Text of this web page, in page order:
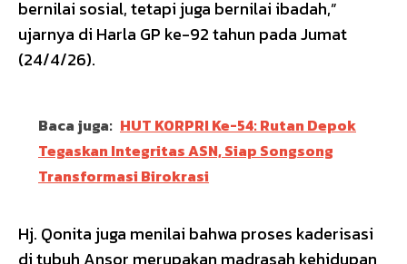
bernilai sosial, tetapi juga bernilai ibadah,”
ujarnya di Harla GP ke-92 tahun pada Jumat
(24/4/26).
Baca juga: HUT KORPRI Ke-54: Rutan Depok
Tegaskan Integritas ASN, Siap Songsong
Transformasi Birokrasi
Hj. Qonita juga menilai bahwa proses kaderisasi
di tubuh Ansor merupakan madrasah kehidupan